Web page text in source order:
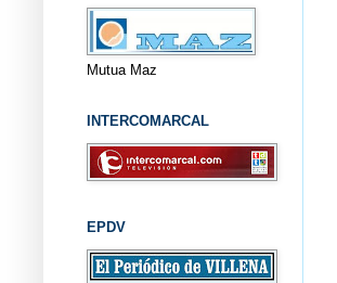
Mutua Maz
INTERCOMARCAL
EPDV